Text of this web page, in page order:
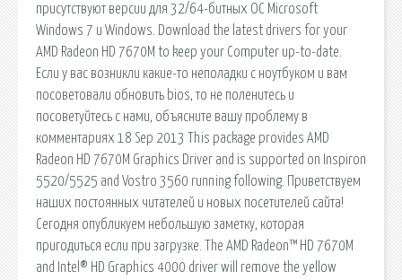
присутствуют версии для 32/64-битных ОС Microsoft
Windows 7 и Windows. Download the latest drivers for your
AMD Radeon HD 7670M to keep your Computer up-to-date.
Если у вас возникли какие-то неполадки с ноутбуком и вам
посоветовали обновить bios, то не поленитесь и
посоветуйтесь с нами, объясните вашу проблему в
комментариях 18 Sep 2013 This package provides AMD
Radeon HD 7670M Graphics Driver and is supported on Inspiron
5520/5525 and Vostro 3560 running following. Приветствуем
наших постоянных читателей и новых посетителей сайта!
Сегодня опубликуем небольшую заметку, которая
пригодиться если при загрузке. The AMD Radeon™ HD 7670M
and Intel® HD Graphics 4000 driver will remove the yellow